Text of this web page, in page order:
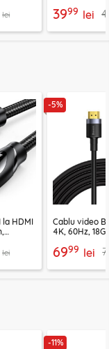
lei
1m
3999 lei
la HDMI
lei
-5%
Cablu video
4K, 60Hz,
6999 lei
-11%